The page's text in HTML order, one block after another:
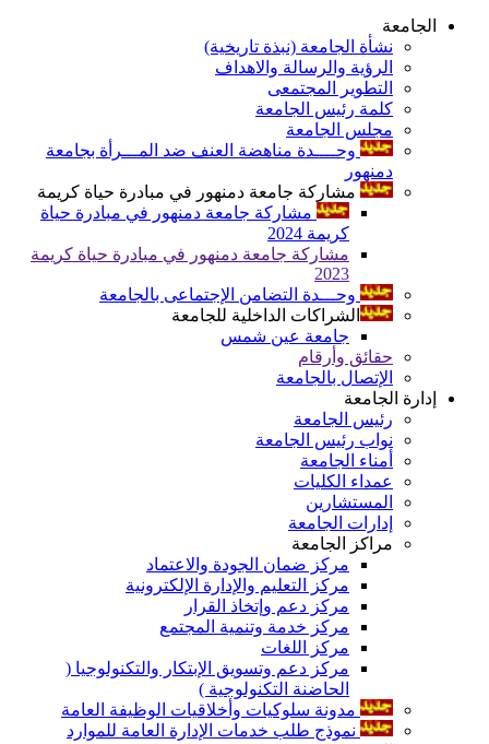
الجامعة
نشأة الجامعة (نبذة تاريخية)
الرؤية والرسالة والاهداف
التطوير المجتمعى
كلمة رئيس الجامعة
مجلس الجامعة
وحــــدة مناهضة العنف ضد المـــرأة بجامعة
دمنهور
مشاركة جامعة دمنهور في مبادرة حياة كريمة
مشاركة جامعة دمنهور في مبادرة حياة
كريمة 2024
مشاركة جامعة دمنهور في مبادرة حياة كريمة
2023
وحـــدة التضامن الإجتماعى بالجامعة
الشراكات الداخلية للجامعة
جامعة عين شمس
حقائق وأرقام
الإتصال بالجامعة
إدارة الجامعة
رئيس الجامعة
نواب رئيس الجامعة
أمناء الجامعة
عمداء الكليات
المستشارين
إدارات الجامعة
مراكز الجامعة
مركز ضمان الجودة والاعتماد
مركز التعليم والإدارة الإلكترونية
مركز دعم وإتخاذ القرار
مركز خدمة وتنمية المجتمع
مركز اللغات
مركز دعم وتسويق الإبتكار والتكنولوجيا (
الحاضنة التكنولوجية )
مدونة سلوكيات وأخلاقيات الوظيفة العامة
نموذج طلب خدمات الإدارة العامة للموارد